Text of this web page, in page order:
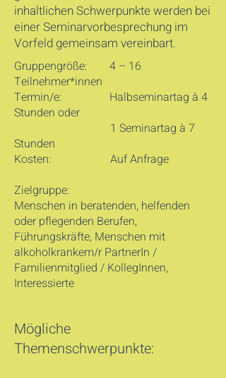
inhaltlichen Schwerpunkte werden bei
einer Seminarvorbesprechung im
Vorfeld gemeinsam vereinbart.
Gruppengröße: 4 – 16
Teilnehmer*innen
Termin/e: Halbseminartag à 4
Stunden oder
1 Seminartag à 7
Stunden
Kosten: Auf Anfrage
Zielgruppe:
Menschen in beratenden, helfenden
oder pflegenden Berufen,
Führungskräfte, Menschen mit
alkoholkrankem/r PartnerIn /
Familienmitglied / KollegInnen,
Interessierte
Mögliche
Themenschwerpunkte: